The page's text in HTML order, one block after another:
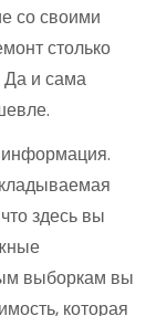
со своими
столько
Да и сама
информация.
здесь вы
выборкам вы
которая